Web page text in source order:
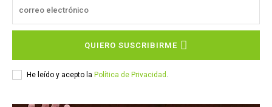
QUIERO SUSCRIBIRME
He leído y acepto la Política de Privacidad